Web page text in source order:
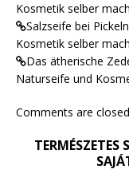
Kosmetik selber
Salzseife bei
Kosmetik selber
Das ätherische
Naturseife und
Comments are
TERMÉSZETES